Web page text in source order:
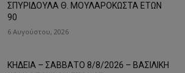
ΣΠΥΡΙΔΟΥΛΑ Θ. ΜΟΥΛΑΡΟΚΩΣΤΑ ΕΤΩΝ
90
6 Αυγούστου, 2026
ΚΗΔΕΙΑ – ΣΑΒΒΑΤΟ 8/8/2026 – ΒΑΣΙΛΙΚΗ